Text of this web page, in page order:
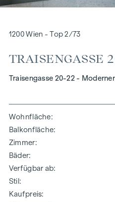
1200 Wien - Top 2/73
TRAISENGASSE
Traisengasse 20-22 -
Wohnfläche
Balkonfläche
Zimmer
Bäder
Verfügbar ab
Stil
Kaufpreis